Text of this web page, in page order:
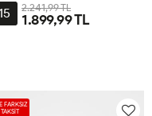
2.241,99 TL
1.899,99 TL
FARKSIZ